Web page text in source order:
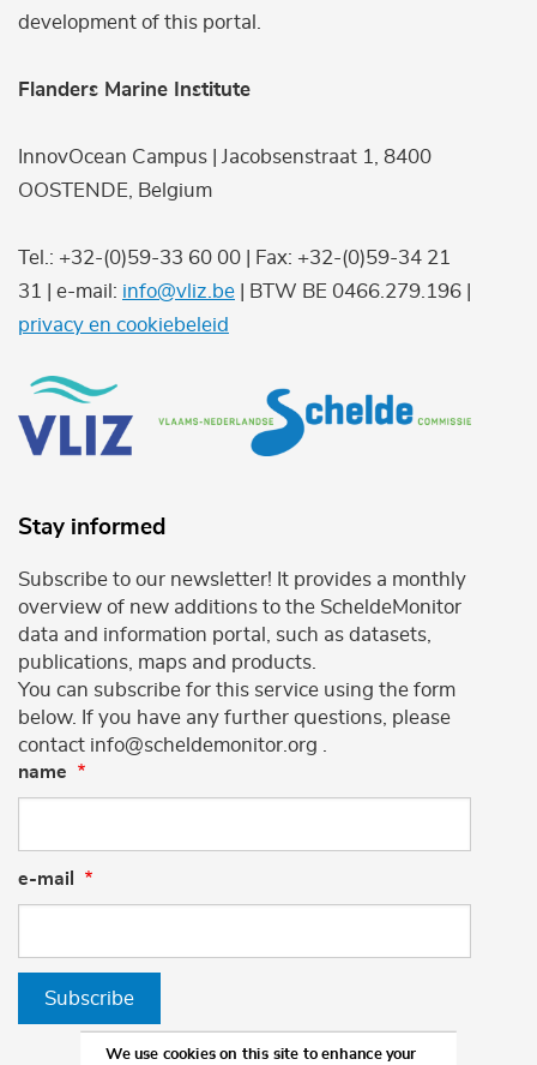
development of this portal.
Flanders Marine Institute
InnovOcean Campus | Jacobsenstraat 1, 8400
OOSTENDE, Belgium
Tel.: +32-(0)59-33 60 00 | Fax: +32-(0)59-34 21
31 | e-mail: info@vliz.be | BTW BE 0466.279.196 |
privacy en cookiebeleid
Stay informed
Subscribe to our newsletter! It provides a monthly
overview of new additions to the ScheldeMonitor
data and information portal, such as datasets,
publications, maps and products.
You can subscribe for this service using the form
below. If you have any further questions, please
contact info@scheldemonitor.org .
name
e-mail
Subscribe
We use cookies on this site to enhance your